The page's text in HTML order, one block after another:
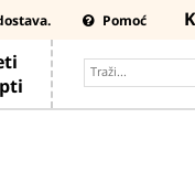
Pomoć